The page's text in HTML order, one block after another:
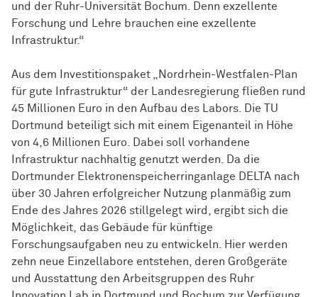
und der Ruhr-Universität Bochum. Denn exzellente
Forschung und Lehre brauchen eine exzellente
Infrastruktur.“
Aus dem Investitionspaket „Nordrhein-Westfalen-Plan
für gute Infrastruktur“ der Landesregierung fließen rund
45 Millionen Euro in den Aufbau des Labors. Die TU
Dortmund beteiligt sich mit einem Eigenanteil in Höhe
von 4,6 Millionen Euro. Dabei soll vorhandene
Infrastruktur nachhaltig genutzt werden. Da die
Dortmunder Elektronenspeicherringanlage DELTA nach
über 30 Jahren erfolgreicher Nutzung planmäßig zum
Ende des Jahres 2026 stillgelegt wird, ergibt sich die
Möglichkeit, das Gebäude für künftige
Forschungsaufgaben neu zu entwickeln. Hier werden
zehn neue Einzellabore entstehen, deren Großgeräte
und Ausstattung den Arbeitsgruppen des Ruhr